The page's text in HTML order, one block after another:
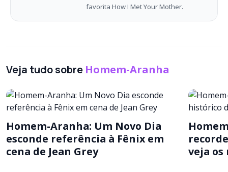
favorita How I Met Your Mother.
Veja tudo sobre Homem-Aranha
Homem-Aranha: Um Novo Dia
esconde referência à Fênix em
cena de Jean Grey
veja os